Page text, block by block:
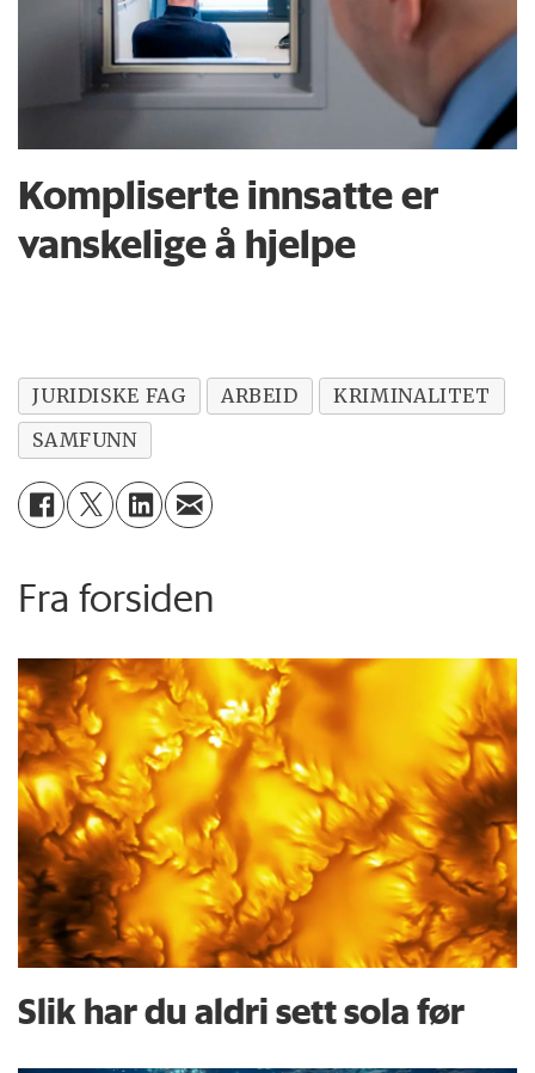
Kompliserte innsatte er
vanskelige å hjelpe
JURIDISKE FAG ARBEID
KRIMINALITET
SAMFUNN
Fra forsiden
Slik har du aldri sett sola før